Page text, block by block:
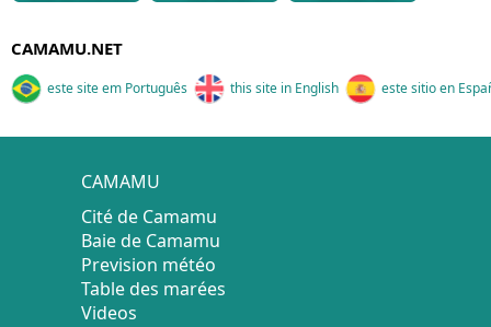
CAMAMU.NET
este site em Português this site in English este sitio en
CAMAMU
Cité de Camamu
Baie de Camamu
Prevision météo
Table des marées
Videos